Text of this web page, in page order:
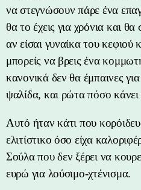
να στεγνώσουν πάρε ένα
θα το έχεις για χρόνια και
αν είσαι γυναίκα του κεφιού
μπορείς να βρεις ένα
κανονικά δεν θα έμπαινες
ψαλίδα, και ρώτα πόσο
Αυτό ήταν κάτι που
ελιτίστικο όσο είχα
Σούλα που δεν ξέρει να
ευρώ για λούσιμο-χτένισμα.